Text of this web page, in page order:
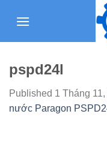
pspd24l
Published 1 Tháng
nước Paragon